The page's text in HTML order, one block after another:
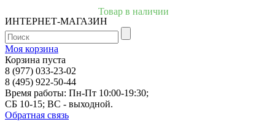
ИНТЕРНЕТ-МАГАЗИН
Моя корзина
Корзина пуста
8 (977) 033-23-02
8 (495) 922-50-44
Время работы: Пн-Пт 10:00-19:30;
СБ 10-15; ВС - выходной.
Обратная связь
Товар в наличии